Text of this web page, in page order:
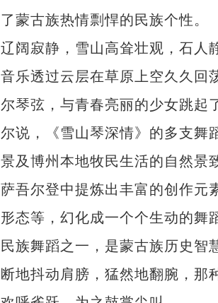
蒙古族热情剽悍的民族个性。
寂静，雪山高耸壮观，石人
乐透过云层在草原上空久久回
琴弦，与青春亮丽的少女跳
，《雪山琴深情》的多支舞
及博州本地牧民生活的自然景
吾尔登中提炼出丰富的创作元
态等，幻化成一个个生动的舞
舞蹈之一，是蒙古族历史智
地抖动肩膀，猛然地翻腕，那